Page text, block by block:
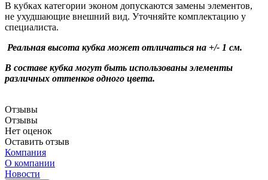
В кубках категории эконом допускаются замены элементов,
не ухудшающие внешний вид. Уточняйте комплектацию у
специалиста.
Реальная высота кубка может отличаться на +/- 1 см.
В составе кубка могут быть использованы элементы
различных оттенков одного цвета.
Отзывы
Отзывы
Нет оценок
Оставить отзыв
Компания
О компании
Новости